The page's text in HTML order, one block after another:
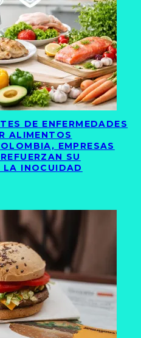
DE ENFERMEDADES
ALIMENTOS
EMPRESAS
SU
LA INOCUIDAD